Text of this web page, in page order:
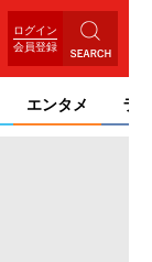
ログイン
会員登録
エンタメ ライ